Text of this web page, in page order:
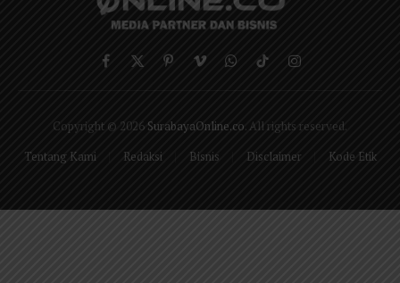
Facebook
X
PinterestVimeoWhatsApp
TikTokInstagram
Copyright © 2026 SurabayaOnline.co . All rights reserved.
Tentang Kami
Redaksi Bisnis Disclaimer Kode Etik